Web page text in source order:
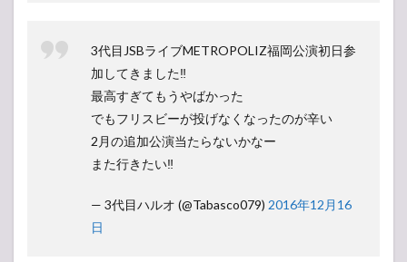
3代目JSBライブMETROPOLIZ福岡公演初日参
加してきました‼
最高すぎてもうやばかった
でもフリスビーが投げなくなったのが辛い
2月の追加公演当たらないかなー
また行きたい‼
— 3代目ハルオ (@Tabasco079) 2016年12月16
日